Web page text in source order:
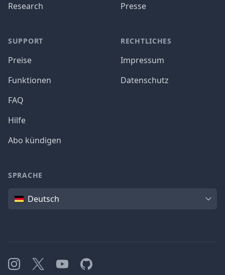
Research
SUPPORT
Preise
Funktionen
FAQ
Hilfe
Abo kündigen
Presse
RECHTLICHES
Impressum
Datenschutz
SPRACHE
SpracheDeutsch
Instagram
X YouTubeGitHub